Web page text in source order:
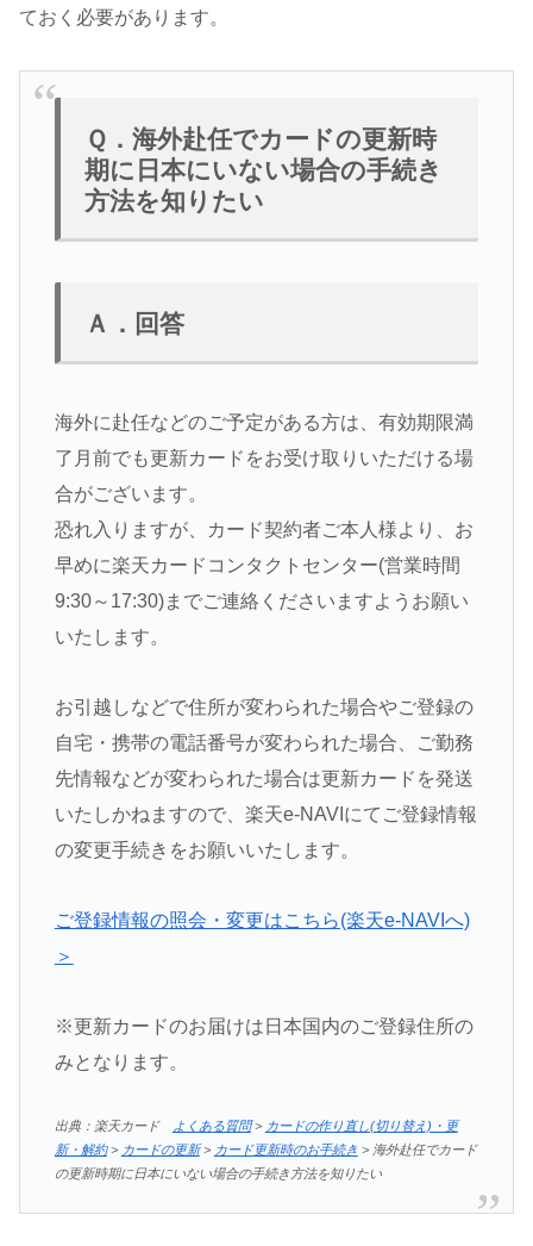
ておく必要があります。
Ｑ．海外赴任でカードの更新時
期に日本にいない場合の手続き
方法を知りたい
Ａ．回答
海外に赴任などのご予定がある方は、有効期限満
了月前でも更新カードをお受け取りいただける場
合がございます。
恐れ入りますが、カード契約者ご本人様より、お
早めに楽天カードコンタクトセンター(営業時間
9:30～17:30)までご連絡くださいますようお願い
いたします。
お引越しなどで住所が変わられた場合やご登録の
自宅・携帯の電話番号が変わられた場合、ご勤務
先情報などが変わられた場合は更新カードを発送
いたしかねますので、楽天e-NAVIにてご登録情報
の変更手続きをお願いいたします。
ご登録情報の照会・変更はこちら(楽天e-NAVIへ)
＞
※更新カードのお届けは日本国内のご登録住所の
みとなります。
出典：楽天カード よくある質問> カードの作り直し(切り替え)・更
新・解約> カードの更新> カード更新時のお手続き > 海外赴任でカード
の更新時期に日本にいない場合の手続き方法を知りたい